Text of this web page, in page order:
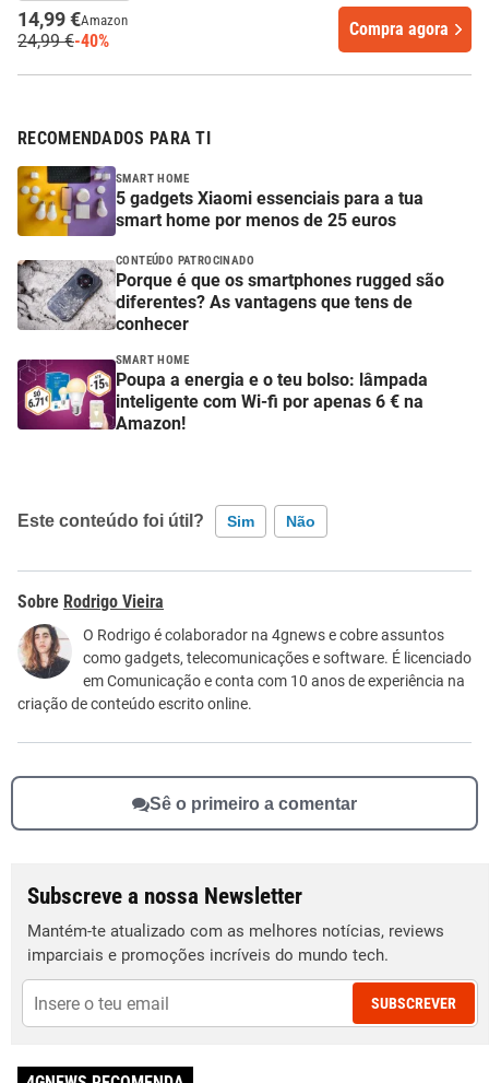
14,99 €Amazon
24,99 €-40%
Compra agora
RECOMENDADOS PARA TI
SMART HOME
5 gadgets Xiaomi essenciais para a tua
smart home por menos de 25 euros
CONTEÚDO PATROCINADO
Porque é que os smartphones rugged são
diferentes? As vantagens que tens de
conhecer
SMART HOME
Poupa a energia e o teu bolso: lâmpada
inteligente com Wi-fi por apenas 6 € na
Amazon!
Este conteúdo foi útil? Sim Não
Este conteúdo contém informação incorreta
Este conteúdo não tem a informação que procuro
Outro
Rodrigo Vieira
O Rodrigo é colaborador na 4gnews e cobre assuntos
como gadgets, telecomunicações e software. É licenciado
em Comunicação e conta com 10 anos de experiência na
criação de conteúdo escrito online.
Sê o primeiro a comentar
Subscreve a nossa Newsletter
Mantém-te atualizado com as melhores notícias, reviews
imparciais e promoções incríveis do mundo tech.
SUBSCREVER